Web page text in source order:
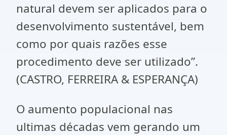
natural devem ser aplicados para o
desenvolvimento sustentável, bem
como por quais razões esse
procedimento deve ser utilizado”.
(CASTRO, FERREIRA & ESPERANÇA)
O aumento populacional nas
ultimas décadas vem gerando um